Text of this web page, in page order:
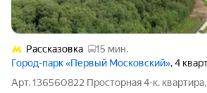
Рассказовка
15 мин.
Город-парк «Первый Московский», 4
Арт. 136560822 Просторная 4-к.